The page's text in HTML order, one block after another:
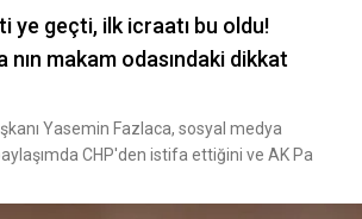
ye geçti, ilk icraatı bu oldu!
nın makam odasındaki dikkat
Yasemin Fazlaca, sosyal medya
CHP'den istifa ettiğini ve AK Pa